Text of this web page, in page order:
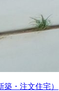
・注文住宅）